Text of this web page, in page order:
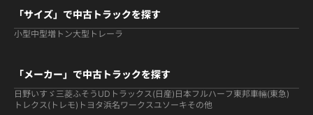
「サイズ」で中古トラックを探す
小型中型増トン大型 トレーラ
「メーカー」で中古トラックを探す
日野いすゞ 三菱ふそう UDトラックス(日産) 日本フルハーフ 東邦車輛(東急)
トレクス(トレモ) トヨタ浜名ワークスユソーキその他